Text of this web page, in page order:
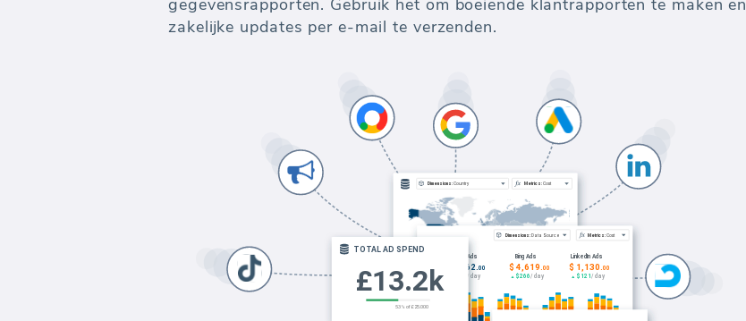
gegevensrapporten. Gebruik het om boeiende klantrapporten te maken en
zakelijke updates per e-mail te verzenden.